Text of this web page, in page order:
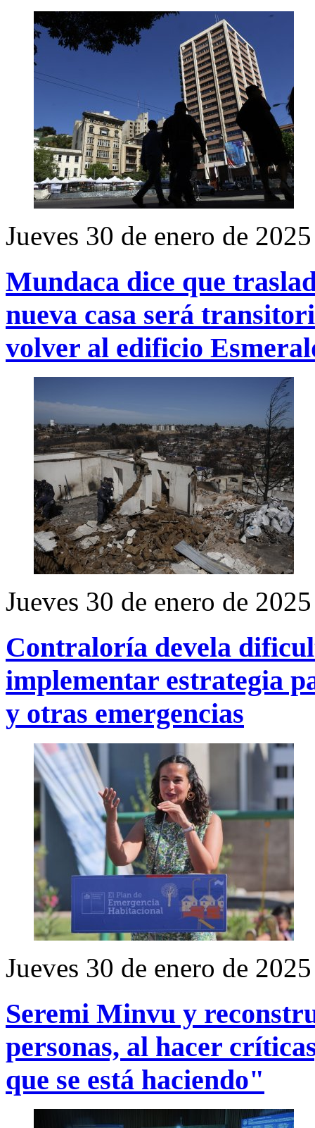
Jueves 30 de enero de 2025
Mundaca dice que
nueva casa será
volver al edificio
Jueves 30 de enero de 2025
Contraloría devela
implementar estrategia
y otras emergencias
Jueves 30 de enero de 2025
Seremi Minvu y
personas, al hacer
que se está haciendo"